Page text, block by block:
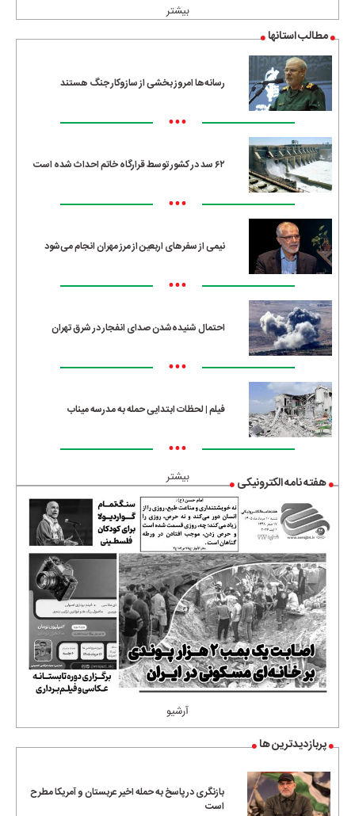
بیشتر
مطالب استانها
رسانه‌ها امروز بخشی از سازوکار جنگ هستند
•••
۶۲ سد در کشور توسط قرارگاه خاتم احداث شده است
•••
نیمی از سفرهای اربعین از مرز مهران انجام می‌شود
•••
احتمال شنیده‌شدن صدای انفجار در شرق تهران
•••
فیلم | لحظات ابتدایی حمله به مدرسه میناب
•••
بیشتر هفته نامه الکترونیکی
آرشیو
پربازدیدترین ها
بازنگری در پاسخ به حمله اخیر عربستان و آمریکا مطرح
است